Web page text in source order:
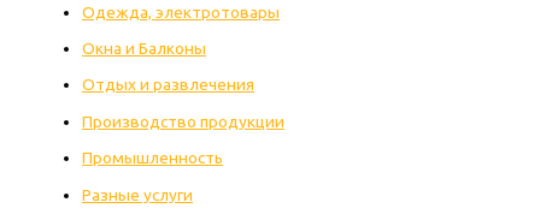
Одежда, электротовары
Окна и Балконы
Отдых и развлечения
Производство продукции
Промышленность
Разные услуги